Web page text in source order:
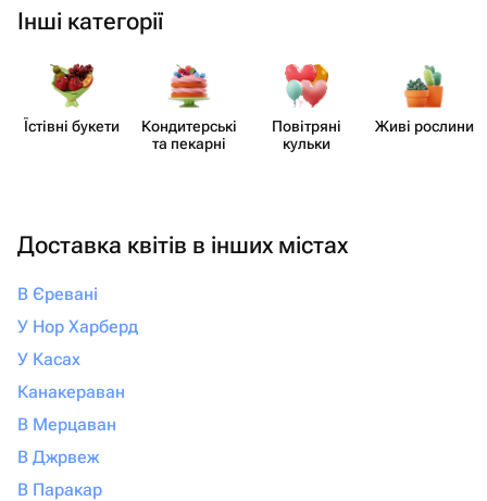
Інші категорії
Їстівні букети
Кондит​ерські
та пекарні
Повітряні
кульки
Живі рослини
Доставка квітів в інших містах
В Єревані
У Нор Харберд
У Касах
Канакераван
В Мерцаван
В Джрвеж
В Паракар